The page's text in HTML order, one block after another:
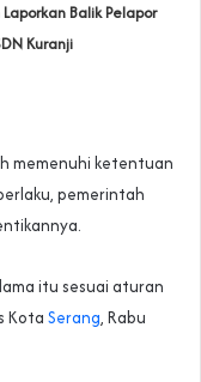
Balik Pelapor
Kuranji‎
memenuhi ketentuan
pemerintah
itu sesuai aturan
Kota Serang, Rabu